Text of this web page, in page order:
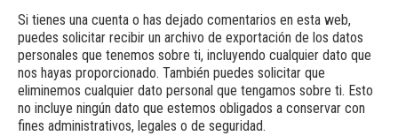
Si tienes una cuenta o has dejado comentarios en esta web,
puedes solicitar recibir un archivo de exportación de los datos
personales que tenemos sobre ti, incluyendo cualquier dato que
nos hayas proporcionado. También puedes solicitar que
eliminemos cualquier dato personal que tengamos sobre ti. Esto
no incluye ningún dato que estemos obligados a conservar con
fines administrativos, legales o de seguridad.